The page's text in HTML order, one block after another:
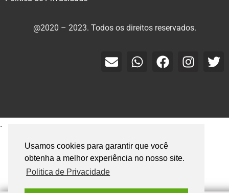
Usamos cookies para garantir que você
obtenha a melhor experiência no nosso site.
Politica de Privacidade
@2020 – 2023. Todos os direitos reservados.
.